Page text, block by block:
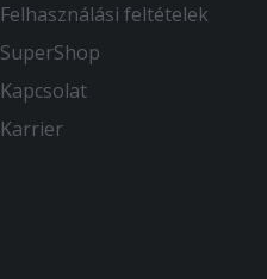
Felhasználási feltételek
SuperShop
Kapcsolat
Karrier